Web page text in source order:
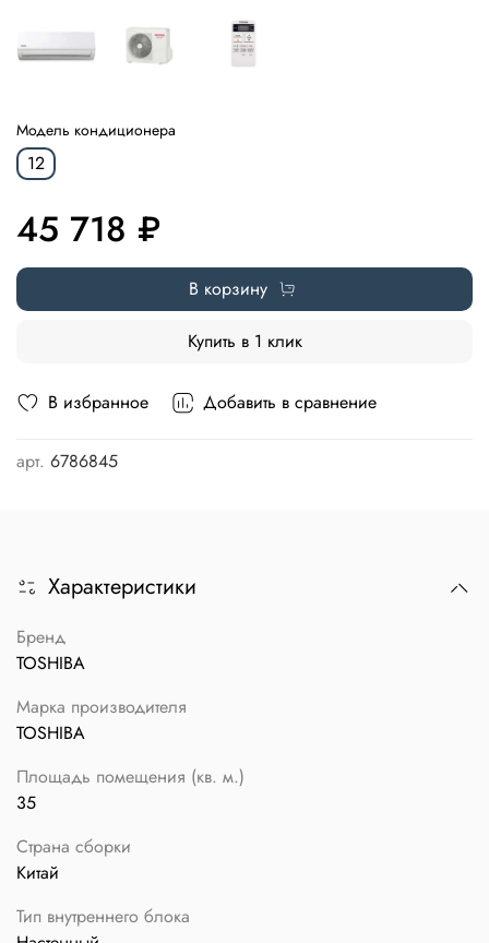
В избранное Добавить в сравнение
арт. 6786845
Модель кондиционера
12
45 718 ₽
В корзину
Купить в 1 клик
Характеристики
Бренд
TOSHIBA
Марка производителя
TOSHIBA
Площадь помещения (кв. м.)
35
Страна сборки
Китай
Тип внутреннего блока